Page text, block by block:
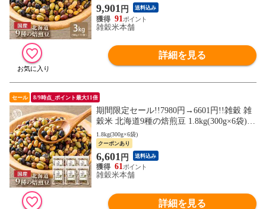
装)
9,901 円 送料込み
91
雑穀米本舗
詳細を見る
セール 8/9時点_ポイント最大11倍
期間限定セール!!7980円→6601円!!雑穀 雑
穀米 北海道9種の焙煎豆 1.8kg(300g×6袋)
国産豆使用 煎豆 スイーツ 雑穀スイーツ ナ
ッツ ダイエットスイーツ 健康スイーツ(個
包装)
1.8kg(300g×6袋)
クーポンあり
6,601 円 送料込み
61
雑穀米本舗
詳細を見る